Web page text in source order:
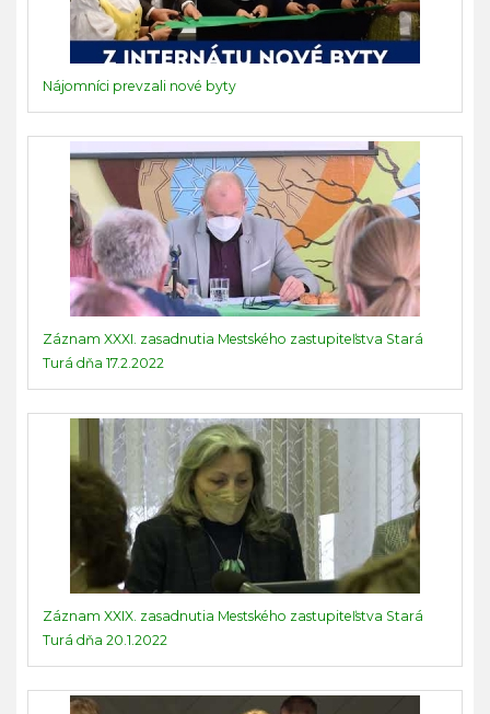
Nájomníci prevzali nové byty
Záznam XXXI. zasadnutia Mestského zastupiteľstva Stará
Turá dňa 17.2.2022
Záznam XXIX. zasadnutia Mestského zastupiteľstva Stará
Turá dňa 20.1.2022